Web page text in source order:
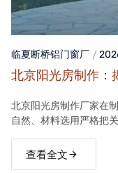
临夏断桥铝门窗厂
北京阳光房制作：
北京阳光房制作厂家在
自然、材料选用严格把
查看全文